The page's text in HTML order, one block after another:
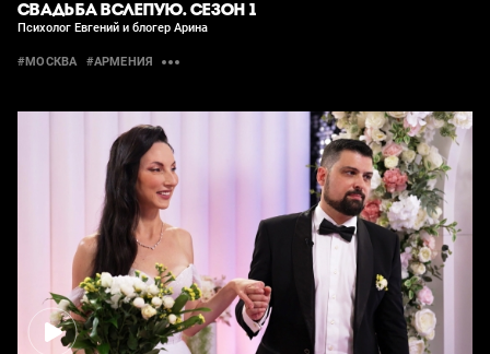
СВАДЬБА ВСЛЕПУЮ. СЕЗОН 1
Психолог Евгений и блогер Арина
#МОСКВА #АРМЕНИЯ